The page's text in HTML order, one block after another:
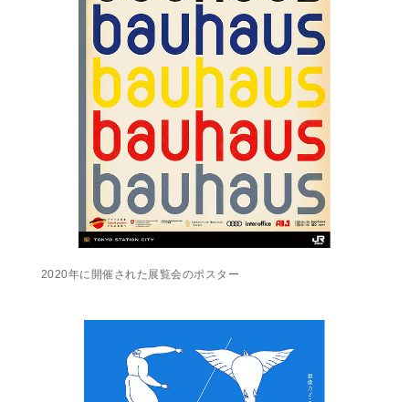
2020年に開催された展覧会のポスター